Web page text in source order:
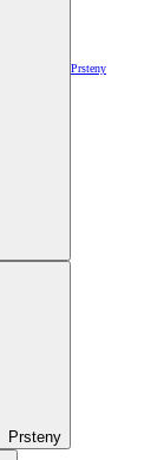
Prsteny
Prsteny